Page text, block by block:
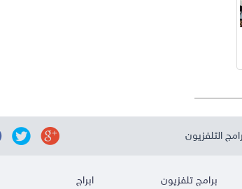
التلفزيون
برامج تلفزيون
ابراج